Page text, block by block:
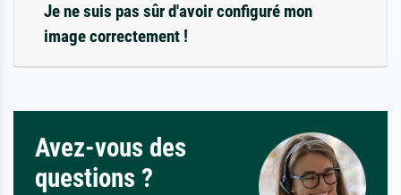
Je ne suis pas sûr d'avoir configuré mon
image correctement !
Avez-vous des
questions ?